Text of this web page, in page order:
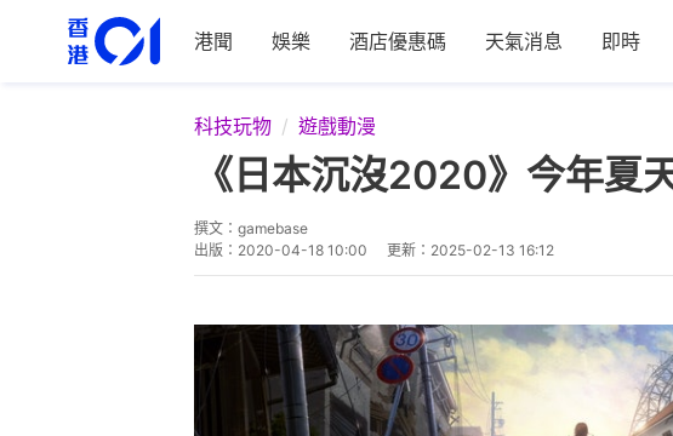
港聞 娛樂 酒店優惠碼 天氣消息 即時
科技玩物 遊戲動漫
《日本沉沒2020》今年
撰文： gamebase
出版： 2020-04-18 10:00 更新： 2025-02-13 16:12